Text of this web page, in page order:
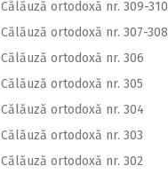
Călăuză ortodoxă nr. 309-310
Călăuză ortodoxă nr. 307-308
Călăuză ortodoxă nr. 306
Călăuză ortodoxă nr. 305
Călăuză ortodoxă nr. 304
Călăuză ortodoxă nr. 303
Călăuză ortodoxă nr. 302